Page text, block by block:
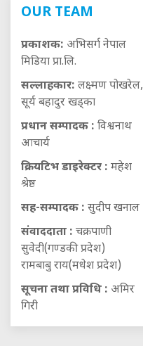
OUR TEAM
प्रकाशक: अभिसर्ग नेपाल
मिडिया प्रा.लि.
सल्लाहकार: लक्ष्मण पोखरेल,
सूर्य बहादुर खड्का
प्रधान सम्पादक : विश्वनाथ
आचार्य
क्रियटिभ डाइरेक्टर : महेश
श्रेष्ठ
सह-सम्पादक : सुदीप खनाल
संवाददाता : चक्रपाणी
सुवेदी(गण्डकी प्रदेश)
रामबाबु राय(मधेश प्रदेश)
सूचना तथा प्रविधि : अमिर
गिरी